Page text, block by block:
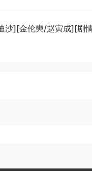
][金伦奭/赵寅成][剧